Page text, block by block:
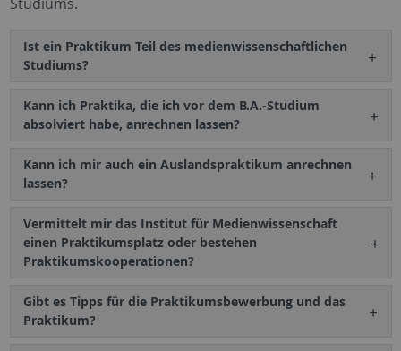
Ist ein Praktikum Teil des medienwissenschaftlichen
Studiums?
Kann ich Praktika, die ich vor dem B.A.-Studium
absolviert habe, anrechnen lassen?
Kann ich mir auch ein Auslandspraktikum anrechnen
lassen?
Vermittelt mir das Institut für Medienwissenschaft
einen Praktikumsplatz oder bestehen
Praktikumskooperationen?
Gibt es Tipps für die Praktikumsbewerbung und das
Praktikum?